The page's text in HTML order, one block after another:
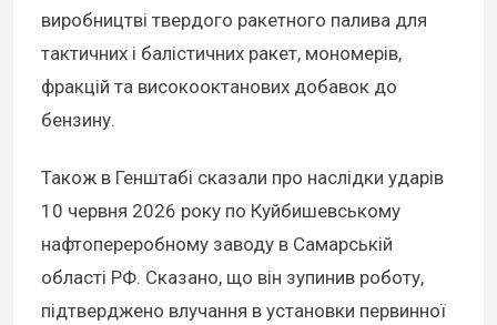
виробництві твердого ракетного палива для
тактичних і балістичних ракет, мономерів,
фракцій та високооктанових добавок до
бензину.
Також в Генштабі сказали про наслідки ударів
10 червня 2026 року по Куйбишевському
нафтопереробному заводу в Самарській
області РФ. Сказано, що він зупинив роботу,
підтверджено влучання в установки первинної